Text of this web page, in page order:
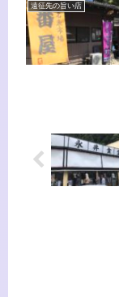
遠征先の旨い店